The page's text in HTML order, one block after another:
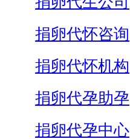
捐卵代怀咨询
捐卵代怀机构
捐卵代孕助孕
捐卵代孕中心